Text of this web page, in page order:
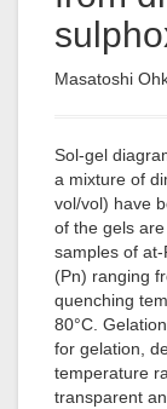
Masatoshi
Sol-gel
a mixture of
vol/vol) have
of the gels
samples of
(Pn) ranging
quenching
80°C.
for gelation,
temperature
transparent